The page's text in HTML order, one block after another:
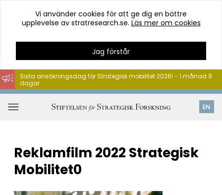
Hoppa
till
innehåll
Vi använder cookies för att ge dig en bättre
upplevelse av stratresearch.se. Läs mer om cookies
Jag förstår
EN
Sista ansökningsdag för Strategisk mobilitet 2026! - 1 månad 9
dagar
Reklamfilm 2022 Strategisk
Mobilitet0